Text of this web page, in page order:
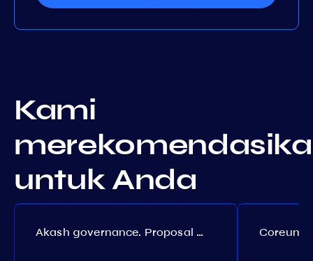
Kami
untuk Anda
Akash governance. Proposal №308